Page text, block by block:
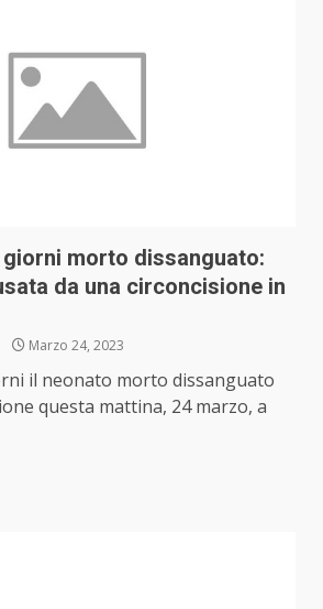
morto dissanguato:
da una circoncisione in
Marzo 24, 2023
il neonato morto dissanguato
questa mattina, 24 marzo, a